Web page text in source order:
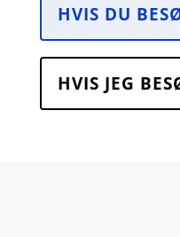
HVIS DU
HVIS JEG